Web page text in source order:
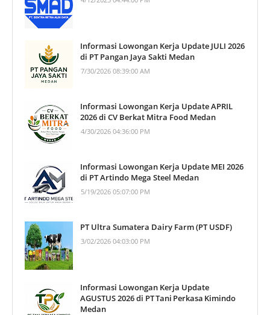
Informasi Lowongan Kerja Update JULI 2026
di PT Pangan Jaya Sakti Medan
7/30/2026 08:39:00 AM
Informasi Lowongan Kerja Update APRIL
2026 di CV Berkat Mitra Food Medan
4/30/2026 04:36:00 PM
Informasi Lowongan Kerja Update MEI 2026
di PT Artindo Mega Steel Medan
5/19/2026 05:07:00 PM
PT Ultra Sumatera Dairy Farm (PT USDF)
3/02/2026 04:03:00 PM
Informasi Lowongan Kerja Update
AGUSTUS 2026 di PT Tani Perkasa Kimindo
Medan